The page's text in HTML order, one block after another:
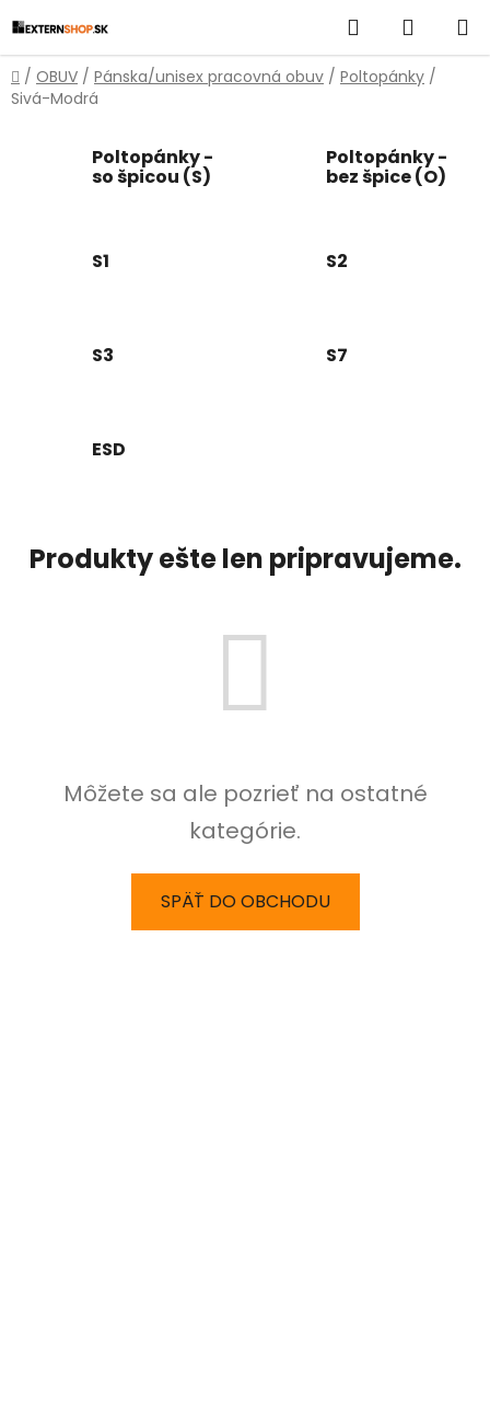
na
obsah
Hľadať
KOŠÍK
Domov
/ OBUV / Pánska/unisex pracovná obuv / Poltopánky /
Sivá-Modrá
Poltopánky -
so špicou (S)
Poltopánky -
bez špice (O)
S1 S2
S3 S7
ESD
Produkty ešte len pripravujeme.
Môžete sa ale pozrieť na ostatné
kategórie.
SPÄŤ DO OBCHODU